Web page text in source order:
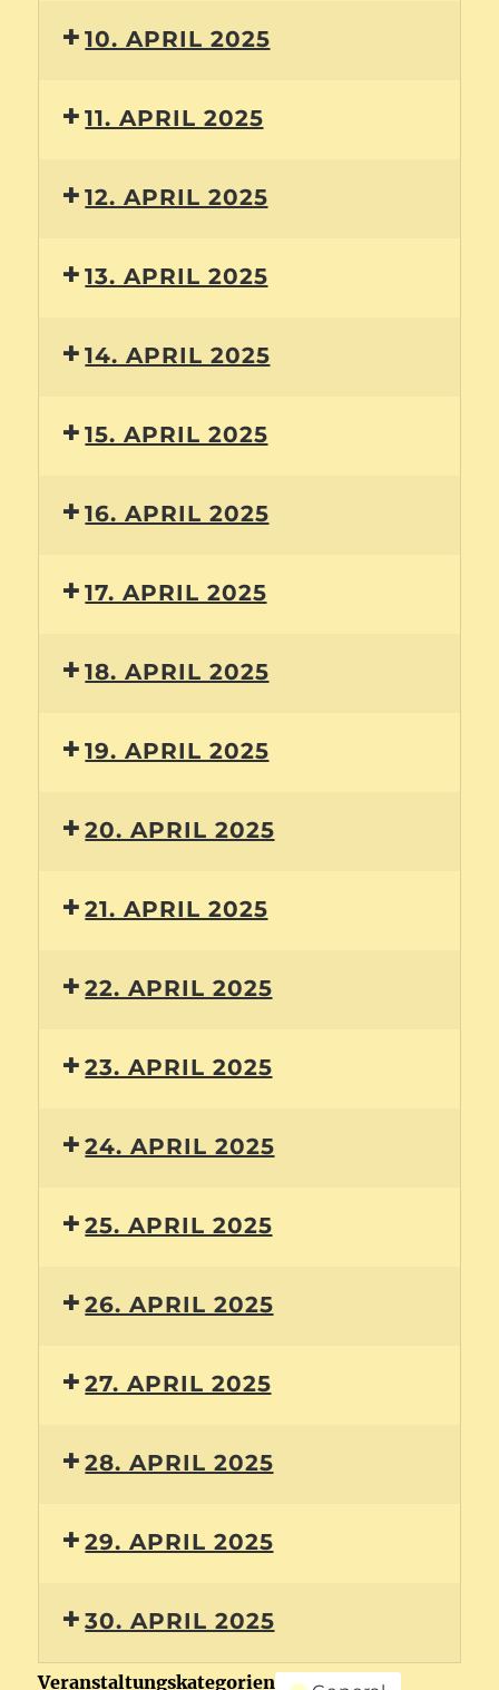
10. APRIL 2025
11. APRIL 2025
12. APRIL 2025
13. APRIL 2025
14. APRIL 2025
15. APRIL 2025
16. APRIL 2025
17. APRIL 2025
18. APRIL 2025
19. APRIL 2025
20. APRIL 2025
21. APRIL 2025
22. APRIL 2025
23. APRIL 2025
24. APRIL 2025
25. APRIL 2025
26. APRIL 2025
27. APRIL 2025
28. APRIL 2025
29. APRIL 2025
30. APRIL 2025
Veranstaltungskategorien